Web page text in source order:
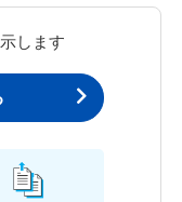
します